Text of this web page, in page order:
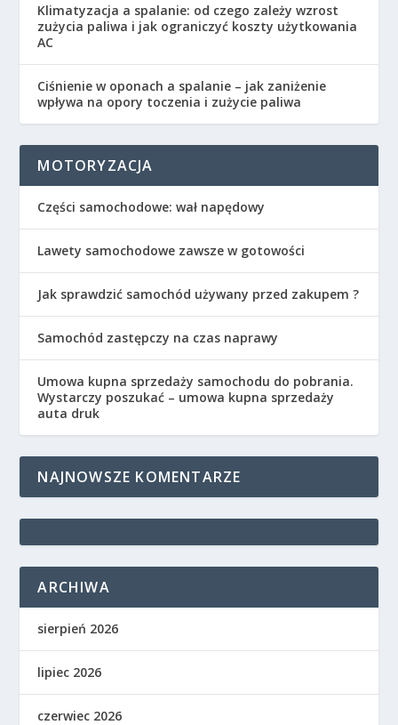
Klimatyzacja a spalanie: od czego zależy wzrost
zużycia paliwa i jak ograniczyć koszty użytkowania
AC
Ciśnienie w oponach a spalanie – jak zaniżenie
wpływa na opory toczenia i zużycie paliwa
MOTORYZACJA
Części samochodowe: wał napędowy
Lawety samochodowe zawsze w gotowości
Jak sprawdzić samochód używany przed zakupem ?
Samochód zastępczy na czas naprawy
Umowa kupna sprzedaży samochodu do pobrania.
Wystarczy poszukać – umowa kupna sprzedaży
auta druk
NAJNOWSZE KOMENTARZE
ARCHIWA
sierpień 2026
lipiec 2026
czerwiec 2026